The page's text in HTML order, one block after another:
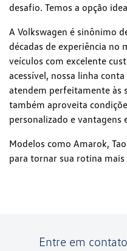
desafio. Temos a opção
A Volkswagen é sinônimo
décadas de experiência no
veículos com excelente
acessível, nossa linha
atendem perfeitamente às
também aproveita
personalizado e vantagens
Modelos como Amarok,
para tornar sua rotina
Entre em